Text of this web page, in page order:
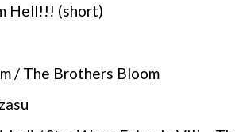
Hell!!! (short)
/ The Brothers Bloom